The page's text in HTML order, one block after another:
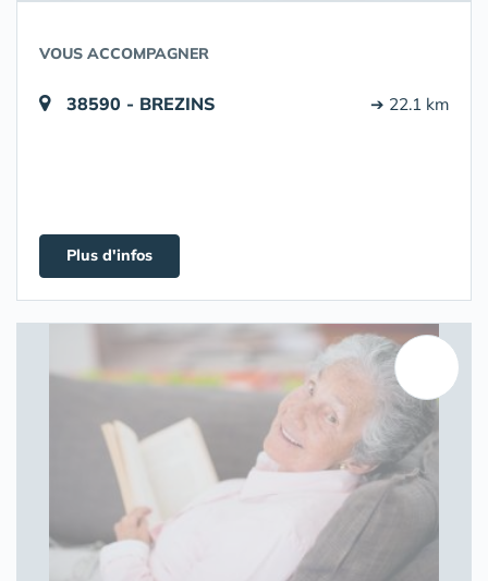
VOUS ACCOMPAGNER
38590 - BREZINS ➔ 22.1 km
Plus d'infos